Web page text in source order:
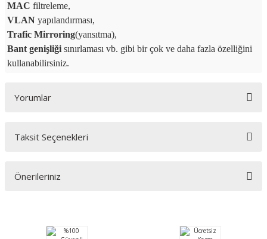
MAC filtreleme,
VLAN yapılandırması,
Trafic Mirroring(yansıtma),
Bant genişliği sınırlaması vb. gibi bir çok ve daha fazla özelliğini
kullanabilirsiniz.
Yorumlar
Bu ürüne ilk yorumu siz yapın!
Taksit Seçenekleri
Önerileriniz
Görüş ve önerileriniz için teşekkür ederiz.